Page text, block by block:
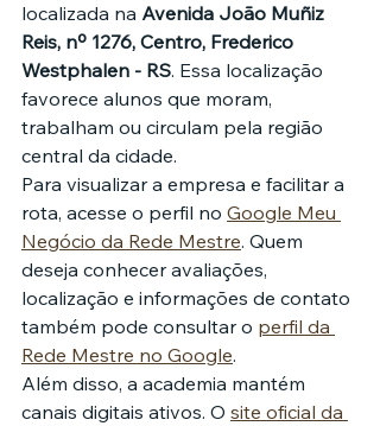
localizada na Avenida João Muñiz
Reis, nº 1276, Centro, Frederico
Westphalen - RS. Essa localização
favorece alunos que moram,
trabalham ou circulam pela região
central da cidade.
Para visualizar a empresa e facilitar a
rota, acesse o perfil no Google Meu
Negócio da Rede Mestre. Quem
deseja conhecer avaliações,
localização e informações de contato
também pode consultar o perfil da
Rede Mestre no Google.
Além disso, a academia mantém
canais digitais ativos. O site oficial da